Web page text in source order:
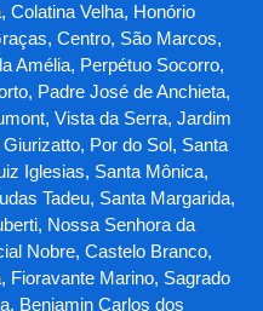
Colatina Velha, Honório
Centro, São Marcos,
Amélia, Perpétuo Socorro,
Padre José de Anchieta,
Vista da Serra, Jardim
Por do Sol, Santa
Iglesias, Santa Mônica,
Tadeu, Santa Margarida,
Nossa Senhora da
Nobre, Castelo Branco,
Fioravante Marino, Sagrado
Benjamin Carlos dos